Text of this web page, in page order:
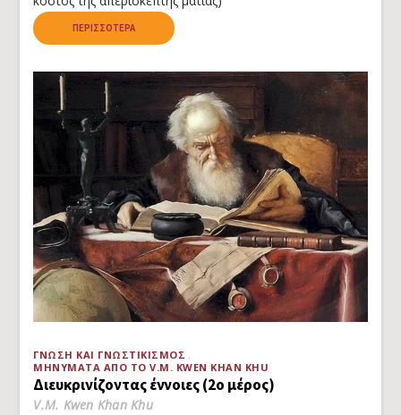
ΠΕΡΙΣΣΌΤΕΡΑ
ΓΝΏΣΗ ΚΑΙ ΓΝΩΣΤΙΚΙΣΜΌΣ
ΜΗΝΎΜΑΤΑ ΑΠΌ ΤΟ V.M. KWEN KHAN KHU
Διευκρινίζοντας έννοιες (2ο μέρος)
V.M. Kwen Khan Khu